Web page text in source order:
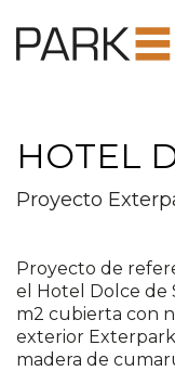
HOTEL
Proyecto
Proyecto de
el Hotel Dolce de
m2 cubierta con
exterior
madera de